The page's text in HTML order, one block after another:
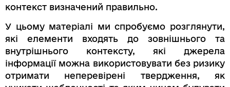
контекст визначений правильно.
У цьому матеріалі ми спробуємо розглянути,
які елементи входять до зовнішнього та
внутрішнього контексту, які джерела
інформації можна використовувати без ризику
отримати неперевірені твердження, як